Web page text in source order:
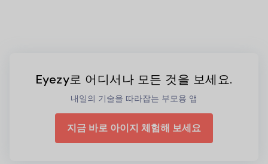
Eyezy로 어디서나 모든 것을 보세요.
내일의 기술을 따라잡는 부모용 앱
지금 바로 아이지 체험해 보세요